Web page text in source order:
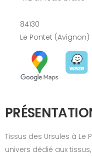
84130
Le Pontet (Avignon)
Tissus des Ursules à
univers dédié aux